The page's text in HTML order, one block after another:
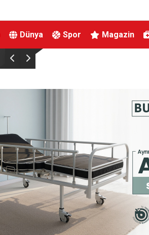
Dünya Spor Magazin
Uludağ’da çıkan orman yangını söndürüldü